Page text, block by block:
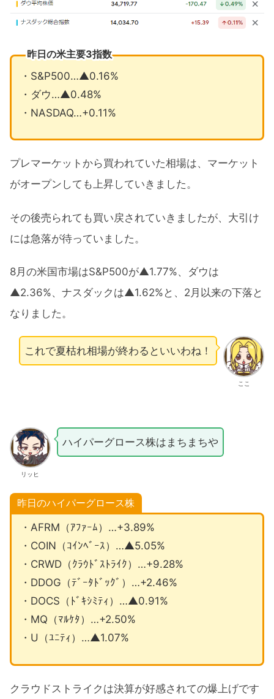
昨日の米主要3指数
・S&P500…▲0.16%
・ダウ…▲0.48%
・NASDAQ…+0.11%
プレマーケットから買われていた相場は、マーケット
がオープンしても上昇していきました。
その後売られても買い戻されていきましたが、大引け
には急落が待っていました。
8月の米国市場はS&P500が▲1.77%、ダウは
▲2.36%、ナスダックは▲1.62%と、2月以来の下落と
なりました。
ここ
これで夏枯れ相場が終わるといいわね！
リッヒ
ハイパーグロース株はまちまちや
昨日のハイパーグロース株
・AFRM（ｱﾌｧｰﾑ）…+3.89%
・COIN（ｺｲﾝﾍﾞｰｽ）…▲5.05%
・CRWD（ｸﾗｳﾄﾞｽﾄﾗｲｸ）…+9.28%
・DDOG（ﾃﾞｰﾀﾄﾞｯｸﾞ）…+2.46%
・DOCS（ﾄﾞｷｼﾐﾃｨ）…▲0.91%
・MQ（ﾏﾙｹﾀ）…+2.50%
・U（ﾕﾆﾃｨ）…▲1.07%
クラウドストライクは決算が好感されての爆上げです